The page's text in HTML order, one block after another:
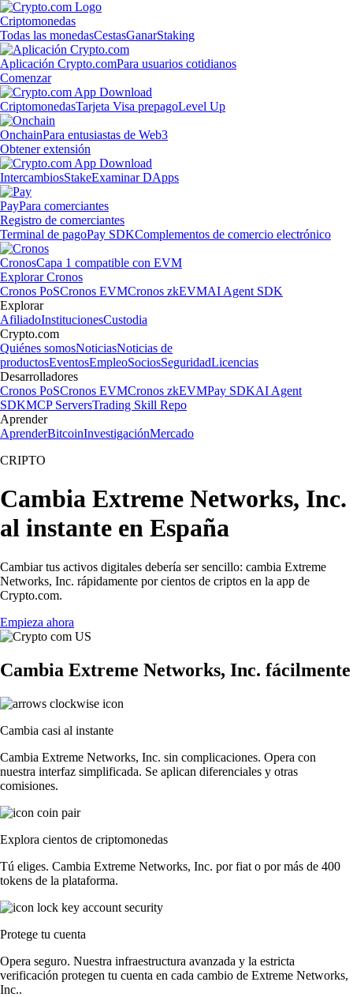
Criptomonedas
Todas las monedasCestasGanarStaking
Aplicación Crypto.comPara usuarios cotidianos
Comenzar
CriptomonedasTarjeta Visa prepagoLevel Up
OnchainPara entusiastas de Web3
Obtener extensión
IntercambiosStakeExaminar DApps
PayPara comerciantes
Registro de comerciantes
Terminal de pagoPay SDKComplementos de comercio electrónico
CronosCapa 1 compatible con EVM
Explorar Cronos
Cronos PoSCronos EVMCronos zkEVMAI Agent SDK
Explorar
AfiliadoInstitucionesCustodia
Crypto.com
Quiénes somosNoticiasNoticias de
productosEventosEmpleoSociosSeguridadLicencias
Desarrolladores
Cronos PoSCronos EVMCronos zkEVMPay SDKAI Agent
SDKMCP ServersTrading Skill Repo
Aprender
AprenderBitcoinInvestigaciónMercado
CRIPTO
Cambia Extreme Networks, Inc.
al instante en España
Cambiar tus activos digitales debería ser sencillo: cambia Extreme
Networks, Inc. rápidamente por cientos de criptos en la app de
Crypto.com.
Empieza ahora
Cambia Extreme Networks, Inc. fácilmente
Cambia casi al instante
Cambia Extreme Networks, Inc. sin complicaciones. Opera con
nuestra interfaz simplificada. Se aplican diferenciales y otras
comisiones.
Explora cientos de criptomonedas
Tú eliges. Cambia Extreme Networks, Inc. por fiat o por más de 400
tokens de la plataforma.
Protege tu cuenta
Opera seguro. Nuestra infraestructura avanzada y la estricta
verificación protegen tu cuenta en cada cambio de Extreme Networks,
Inc..